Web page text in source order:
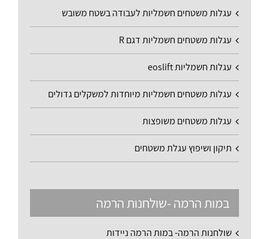
עגלות משטחים חשמליות לעבודה בשטח משובש
עגלות משטחים חשמליות דגם R
עגלות חשמליות eoslift
עגלות משטחים חשמליות מיוחדות למשקלים גדולים
עגלות משטחים משופצות
תיקון ושיפוץ עגלת משטחים
במות הרמה -שולחנות הרמה
שולחנות הרמה- במות הרמה ניידות